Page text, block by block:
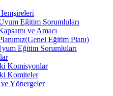
Eğitim Sorumluları
ve Amacı
Eğitim Planı)
Eğitim Sorumluları
Komisyonlar
Komiteler
Yönergeler